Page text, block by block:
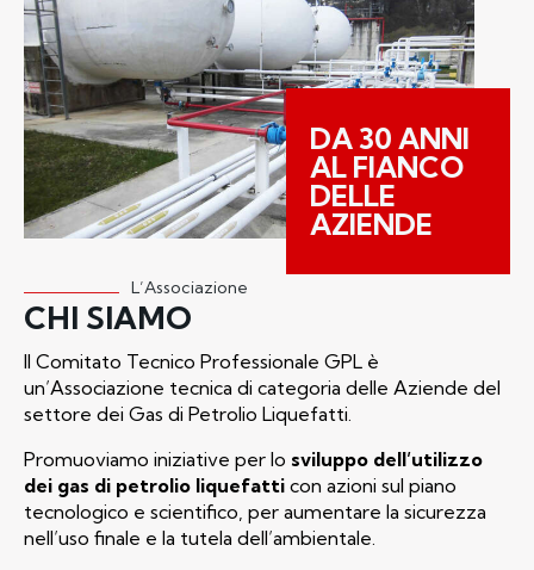
DA 30 ANNI
AL FIANCO
DELLE
AZIENDE
L’Associazione
CHI SIAMO
Il Comitato Tecnico Professionale GPL è
un’Associazione tecnica di categoria delle Aziende del
settore dei Gas di Petrolio Liquefatti.
Promuoviamo iniziative per lo sviluppo dell’utilizzo
dei gas di petrolio liquefatti con azioni sul piano
tecnologico e scientifico, per aumentare la sicurezza
nell’uso finale e la tutela dell’ambientale.